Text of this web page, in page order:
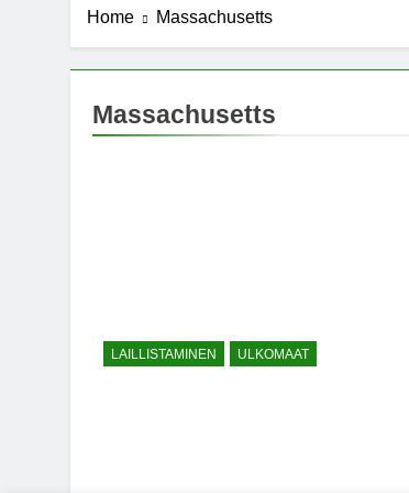
Home Massachusetts
Massachusetts
LAILLISTAMINEN ULKOMAAT